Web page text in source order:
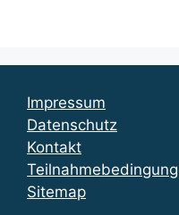
Impressum
Datenschutz
Kontakt
Sitemap